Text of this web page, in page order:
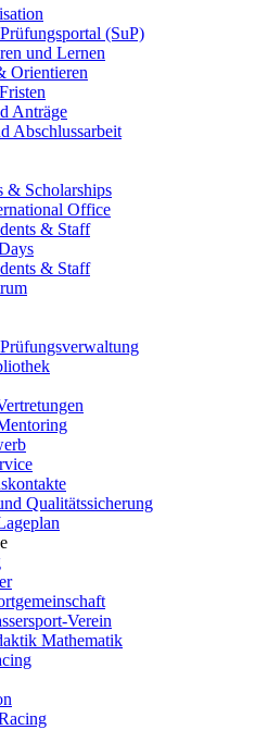
(SuP)
und Lernen
Orientieren
Anträge
Abschlussarbeit
& Scholarships
Office
& Staff
& Staff
Qualitätssicherung
Verein
Mathematik